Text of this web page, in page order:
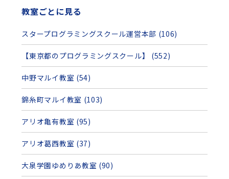
教室ごとに見る
スタープログラミングスクール運営本部 (106)
【東京都のプログラミングスクール】 (552)
中野マルイ教室 (54)
錦糸町マルイ教室 (103)
アリオ亀有教室 (95)
アリオ葛西教室 (37)
大泉学園ゆめりあ教室 (90)